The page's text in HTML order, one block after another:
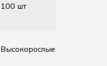
100 шт
Высокорослые